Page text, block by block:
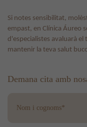
Si notes sensibilitat,
empast, en Clínica Áureo
d'especialistes avaluarà
mantenir la teva salut
Demana cita amb